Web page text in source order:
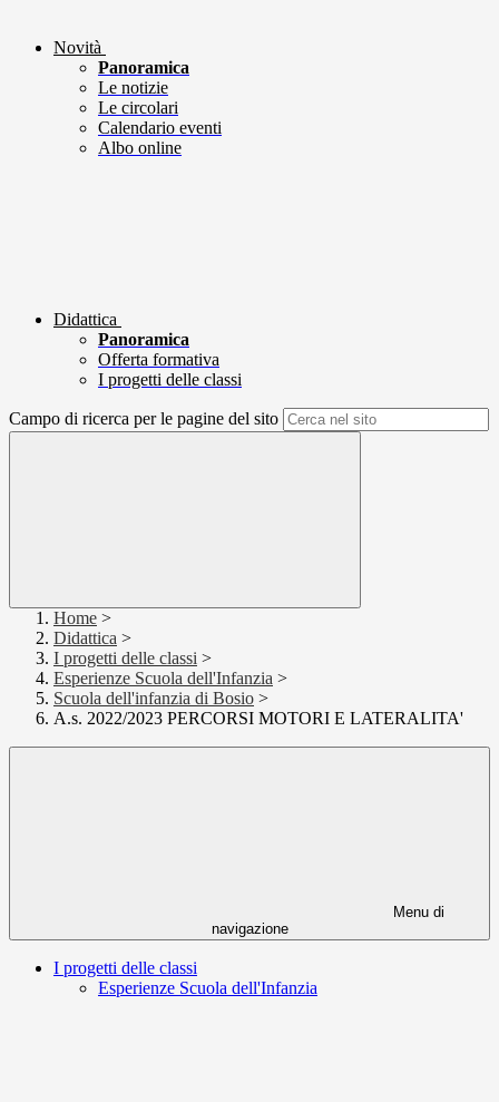
Novità
Panoramica
Le notizie
Le circolari
Calendario eventi
Albo online
Didattica
Panoramica
Offerta formativa
I progetti delle classi
Campo di ricerca per le pagine del sito
Home >
Didattica >
I progetti delle classi >
Esperienze Scuola dell'Infanzia >
Scuola dell'infanzia di Bosio >
A.s. 2022/2023 PERCORSI MOTORI E LATERALITA'
Menu di
navigazione
I progetti delle classi
Esperienze Scuola dell'Infanzia